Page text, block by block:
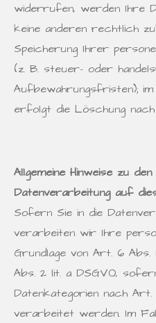
widerrufen, werden Ihre
keine anderen rechtlich
Speicherung Ihrer
(z. B. steuer- oder
Aufbewahrungsfristen);
erfolgt die Löschung
Allgemeine Hinweise zu
Datenverarbeitung auf
Sofern Sie in die
verarbeiten wir Ihre
Grundlage von Art. 6 Abs.
Abs. 2 lit. a DSGVO,
Datenkategorien nach Art.
verarbeitet werden. Im